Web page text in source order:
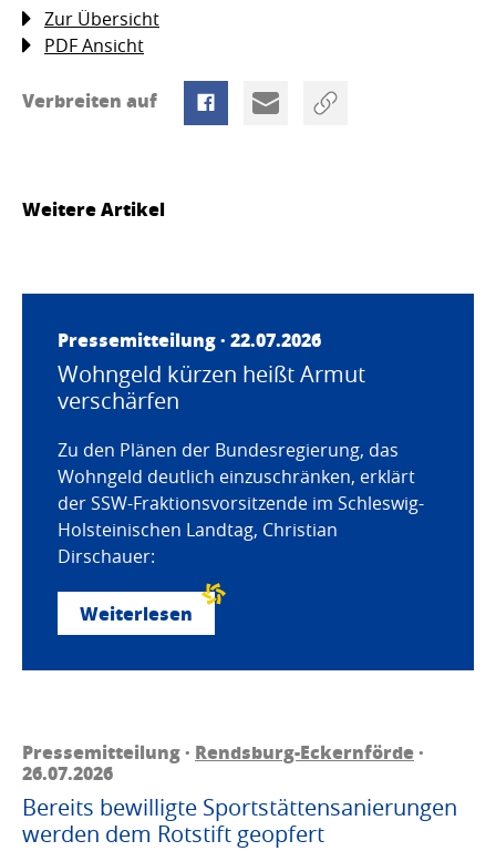
Zur Übersicht
PDF Ansicht
Verbreiten auf
Weitere Artikel
Pressemitteilung · 22.07.2026
Wohngeld kürzen heißt Armut
verschärfen
Zu den Plänen der Bundesregierung, das
Wohngeld deutlich einzuschränken, erklärt
der SSW-Fraktionsvorsitzende im Schleswig-
Holsteinischen Landtag, Christian
Dirschauer:
Weiterlesen
Pressemitteilung · Rendsburg-Eckernförde·
26.07.2026
Bereits bewilligte Sportstättensanierungen
werden dem Rotstift geopfert